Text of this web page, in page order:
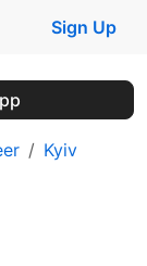
Sign Up
Kyiv